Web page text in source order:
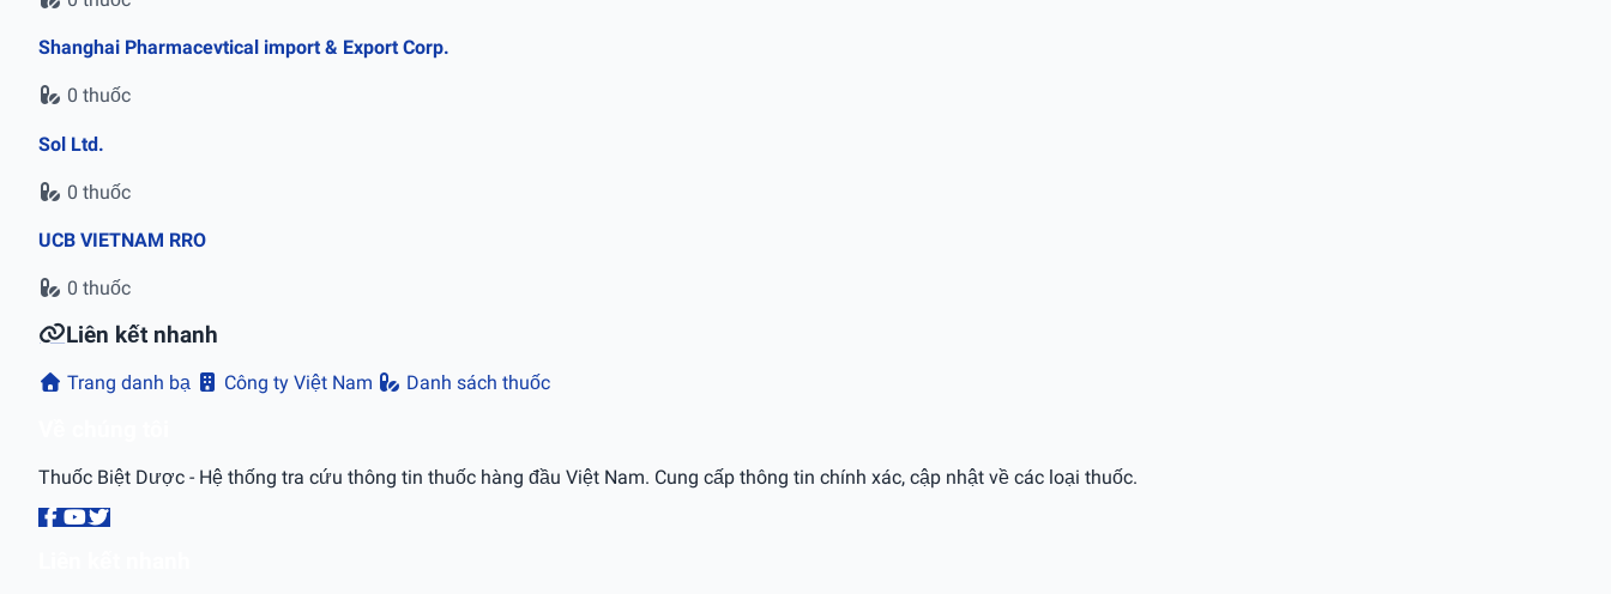
Shanghai Pharmacevtical import & Export Corp.
0 thuốc
Sol Ltd.
0 thuốc
UCB VIETNAM RRO
0 thuốc
Liên kết nhanh
Trang danh bạ Công ty Việt Nam Danh sách thuốc
Thuốc Biệt Dược - Hệ thống tra cứu thông tin thuốc hàng đầu Việt Nam. Cung cấp thông tin chính xác, cập nhật về các loại thuốc.